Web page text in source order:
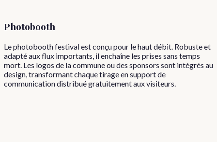
Photobooth
Le photobooth festival est conçu pour le haut débit. Robuste et
adapté aux flux importants, il enchaîne les prises sans temps
mort. Les logos de la commune ou des sponsors sont intégrés au
design, transformant chaque tirage en support de
communication distribué gratuitement aux visiteurs.